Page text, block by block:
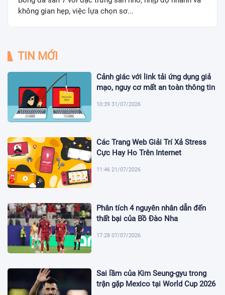
không gian hẹp, việc lựa chọn sơ...
TIN MỚI
Cảnh giác với link tải ứng dụng giả
mạo, nguy cơ mất an toàn thông tin
10:39 31/07/2026
Các Trang Web Giải Trí Xả Stress
Cực Hay Ho Trên Internet
11:46 21/07/2026
Phân tích 4 nguyên nhân dẫn đến
thất bại của Bồ Đào Nha
17:28 07/07/2026
Sai lầm của Kim Seung-gyu trong
trận gặp Mexico tại World Cup 2026